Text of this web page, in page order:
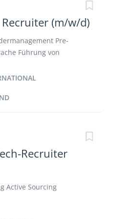
(m/w/d)
Pre-
Führung von
Recruiter
Active Sourcing